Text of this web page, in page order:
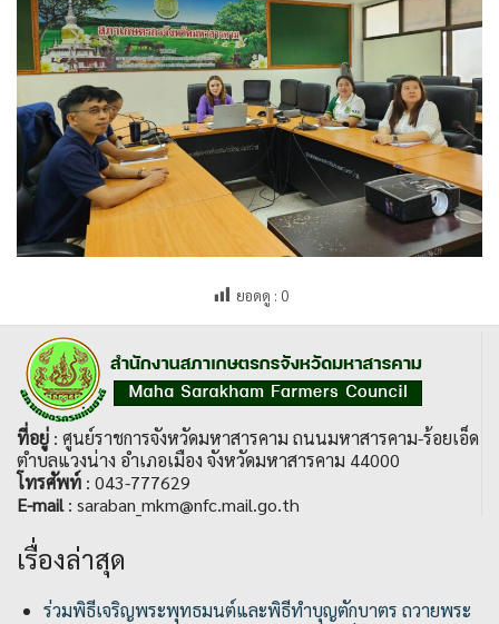
ยอดดู : 0
ที่อยู่ : ศูนย์ราชการจังหวัดมหาสารคาม ถนนมหาสารคาม-ร้อยเอ็ด
ตำบลแวงน่าง อำเภอเมือง จังหวัดมหาสารคาม 44000
โทรศัพท์ : 043-777629
E-mail: saraban_mkm@nfc.mail.go.th
เรื่องล่าสุด
ร่วมพิธีเจริญพระพุทธมนต์และพิธีทำบุญตักบาตร ถวายพระ